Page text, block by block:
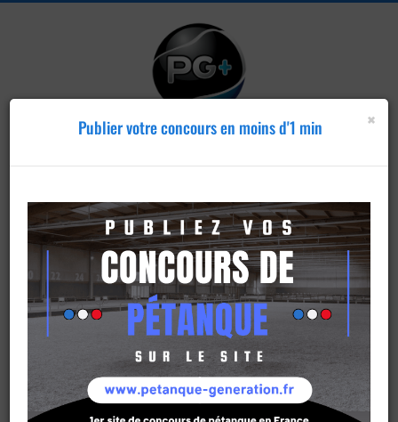
×
Publier votre concours en moins d'1 min